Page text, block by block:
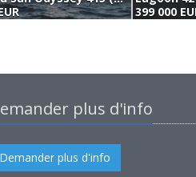
399 000
plus d'info
Demander plus d'info